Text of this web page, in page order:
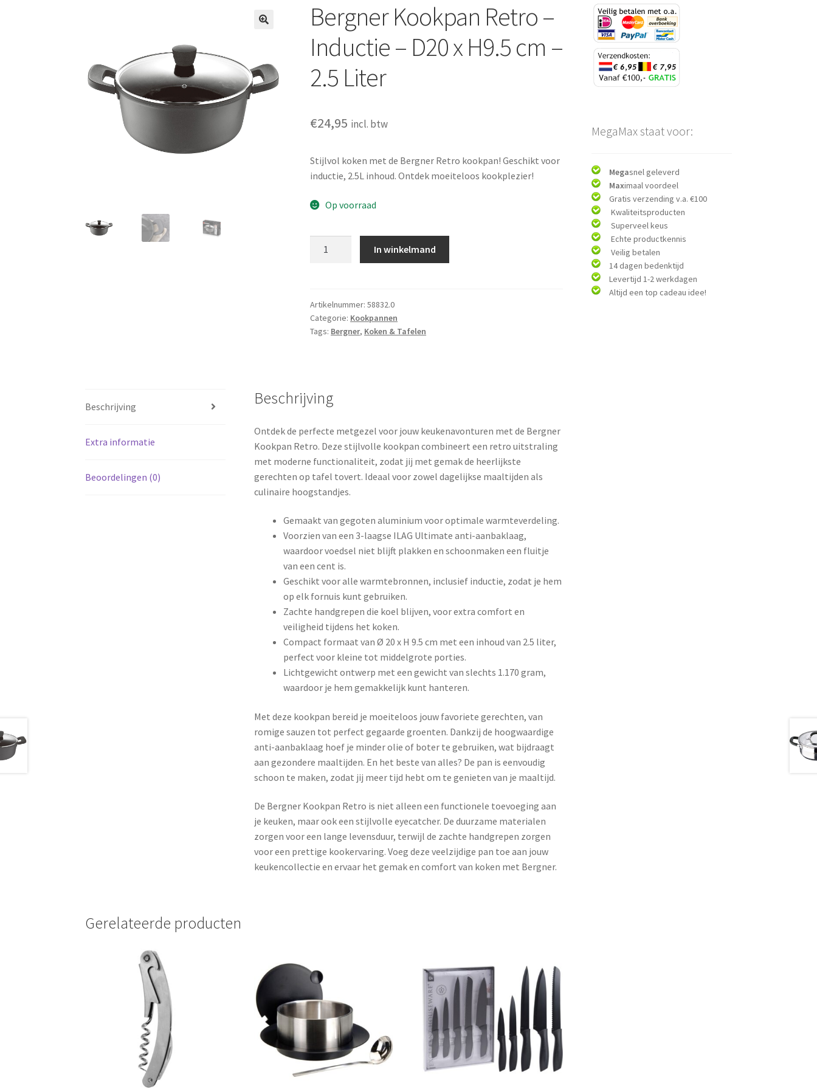
Bergner Kookpan Retro –
Inductie – D20 x H9.5 cm –
2.5 Liter
€24,95 incl. btw
Stijlvol koken met de Bergner Retro kookpan! Geschikt voor
inductie, 2.5L inhoud. Ontdek moeiteloos kookplezier!
Op voorraad
Inductie
-
D20
-
Liter
aantal
In winkelmand
Artikelnummer:58832.0
Categorie: Kookpannen
Tags: Bergner, Koken & Tafelen
Beschrijving
Extra informatie
Beoordelingen (0)
Beschrijving
Ontdek de perfecte metgezel voor jouw keukenavonturen met de Bergner
Kookpan Retro. Deze stijlvolle kookpan combineert een retro uitstraling
met moderne functionaliteit, zodat jij met gemak de heerlijkste
gerechten op tafel tovert. Ideaal voor zowel dagelijkse maaltijden als
culinaire hoogstandjes.
Gemaakt van gegoten aluminium voor optimale warmteverdeling.
Voorzien van een 3-laagse ILAG Ultimate anti-aanbaklaag,
waardoor voedsel niet blijft plakken en schoonmaken een fluitje
van een cent is.
Geschikt voor alle warmtebronnen, inclusief inductie, zodat je hem
op elk fornuis kunt gebruiken.
Zachte handgrepen die koel blijven, voor extra comfort en
veiligheid tijdens het koken.
Compact formaat van Ø 20 x H 9.5 cm met een inhoud van 2.5 liter,
perfect voor kleine tot middelgrote porties.
Lichtgewicht ontwerp met een gewicht van slechts 1.170 gram,
waardoor je hem gemakkelijk kunt hanteren.
Met deze kookpan bereid je moeiteloos jouw favoriete gerechten, van
romige sauzen tot perfect gegaarde groenten. Dankzij de hoogwaardige
anti-aanbaklaag hoef je minder olie of boter te gebruiken, wat bijdraagt
aan gezondere maaltijden. En het beste van alles? De pan is eenvoudig
schoon te maken, zodat jij meer tijd hebt om te genieten van je maaltijd.
De Bergner Kookpan Retro is niet alleen een functionele toevoeging aan
je keuken, maar ook een stijlvolle eyecatcher. De duurzame materialen
zorgen voor een lange levensduur, terwijl de zachte handgrepen zorgen
voor een prettige kookervaring. Voeg deze veelzijdige pan toe aan jouw
keukencollectie en ervaar het gemak en comfort van koken met Bergner.
Gerelateerde producten
MegaMax staat voor:
Megasnel geleverd
Maximaal voordeel
Gratis verzending v.a. €100
Kwaliteitsproducten
Superveel keus
Echte productkennis
Veilig betalen
14 dagen bedenktijd
Levertijd 1-2 werkdagen
Altijd een top cadeau idee!